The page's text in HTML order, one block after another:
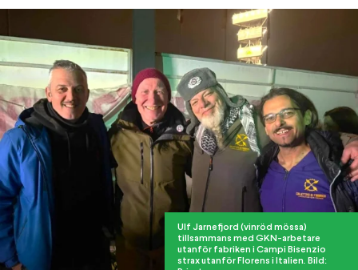
Ulf Jarnefjord (vinröd mössa)
tillsammans med GKN-arbetare
utanför fabriken i Campi Bisenzio
strax utanför Florens i Italien. Bild: